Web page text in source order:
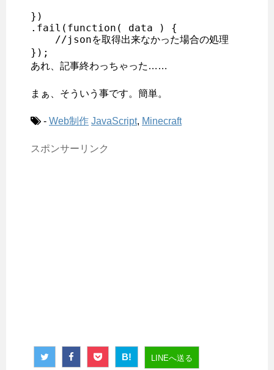
})
.fail(function( data ) {
    //jsonを取得出来なかった場合の処理
});
あれ、記事終わっちゃった……
まぁ、そういう事です。簡単。
- Web制作 JavaScript, Minecraft
スポンサーリンク
B! LINEへ送る